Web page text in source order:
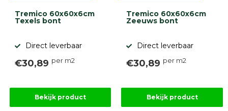
Tremico 60x60x6cm
Texels bont
Direct leverbaar
€30,89 per m2
Bekijk product
Tremico 60x60x6cm
Zeeuws bont
Direct leverbaar
€30,89 per m2
Bekijk product